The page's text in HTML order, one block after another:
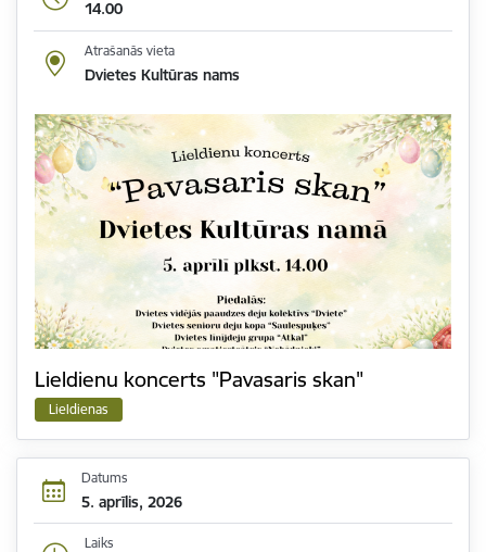
14.00
Atrašanās vieta
Dvietes Kultūras nams
Lieldienu koncerts "Pavasaris skan"
Lieldienas
Datums
5. aprīlis, 2026
Laiks